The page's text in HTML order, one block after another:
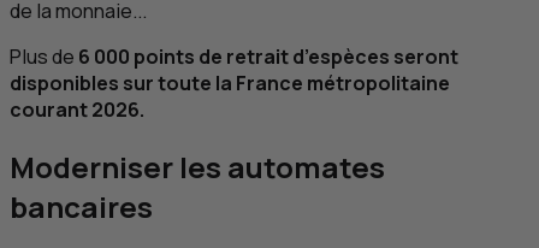
de la monnaie...
Plus de 6 000 points de retrait d’espèces seront
disponibles sur toute la France métropolitaine
courant 2026.
Moderniser les automates
bancaires